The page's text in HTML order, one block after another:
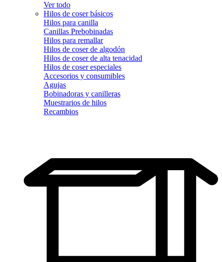
Ver todo
Hilos de coser básicos
Hilos para canilla
Canillas Prebobinadas
Hilos para remallar
Hilos de coser de algodón
Hilos de coser de alta tenacidad
Hilos de coser especiales
Accesorios y consumibles
Agujas
Bobinadoras y canilleras
Muestrarios de hilos
Recambios